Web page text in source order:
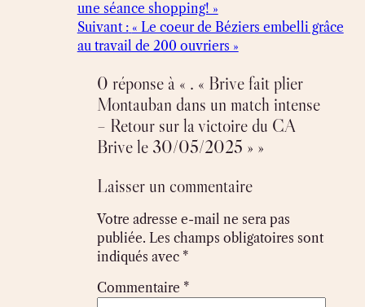
une séance shopping! »
Suivant : « Le coeur de Béziers embelli grâce
au travail de 200 ouvriers »
0 réponse à « . « Brive fait plier
Montauban dans un match intense
– Retour sur la victoire du CA
Brive le 30/05/2025 » »
Laisser un commentaire
Votre adresse e-mail ne sera pas
publiée. Les champs obligatoires sont
indiqués avec *
Commentaire *